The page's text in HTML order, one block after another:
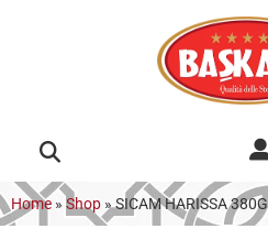
Home » Shop »SICAM HARISSA 380G